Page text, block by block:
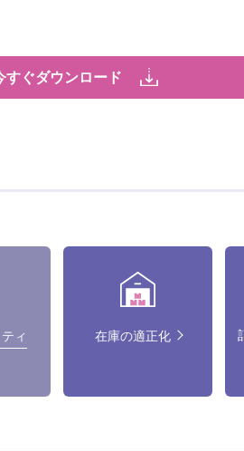
すぐダウンロード
ィ 在庫の適正化